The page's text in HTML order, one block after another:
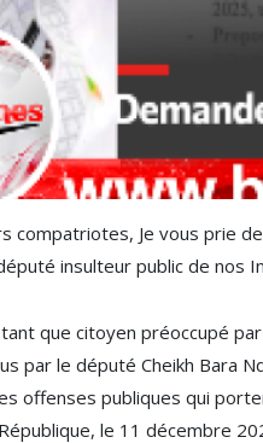
compatriotes, Je vous prie
insulteur public de nos
que citoyen préoccupé
par le député Cheikh Bara
offenses publiques qui
le 11 décembre